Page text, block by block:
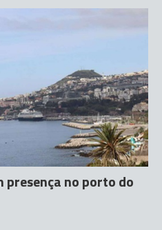
presença no porto do